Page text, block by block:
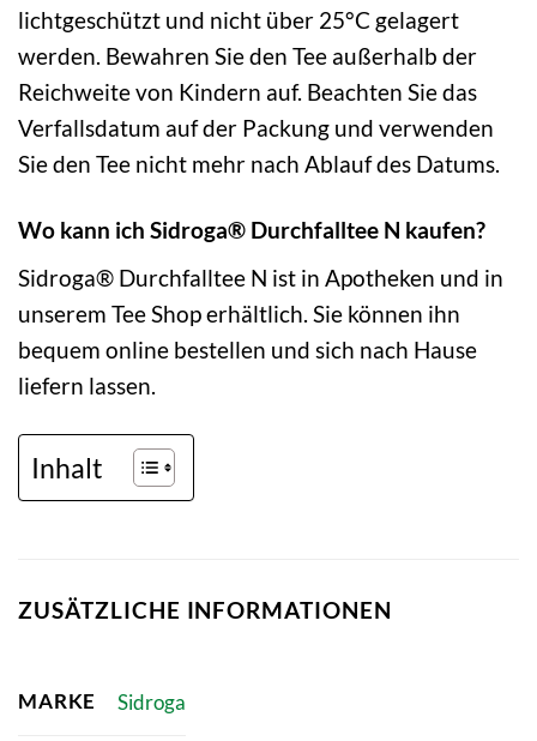
lichtgeschützt und nicht über 25°C gelagert
werden. Bewahren Sie den Tee außerhalb der
Reichweite von Kindern auf. Beachten Sie das
Verfallsdatum auf der Packung und verwenden
Sie den Tee nicht mehr nach Ablauf des Datums.
Wo kann ich Sidroga® Durchfalltee N kaufen?
Sidroga® Durchfalltee N ist in Apotheken und in
unserem Tee Shop erhältlich. Sie können ihn
bequem online bestellen und sich nach Hause
liefern lassen.
Inhalt
ZUSÄTZLICHE INFORMATIONEN
MARKE Sidroga